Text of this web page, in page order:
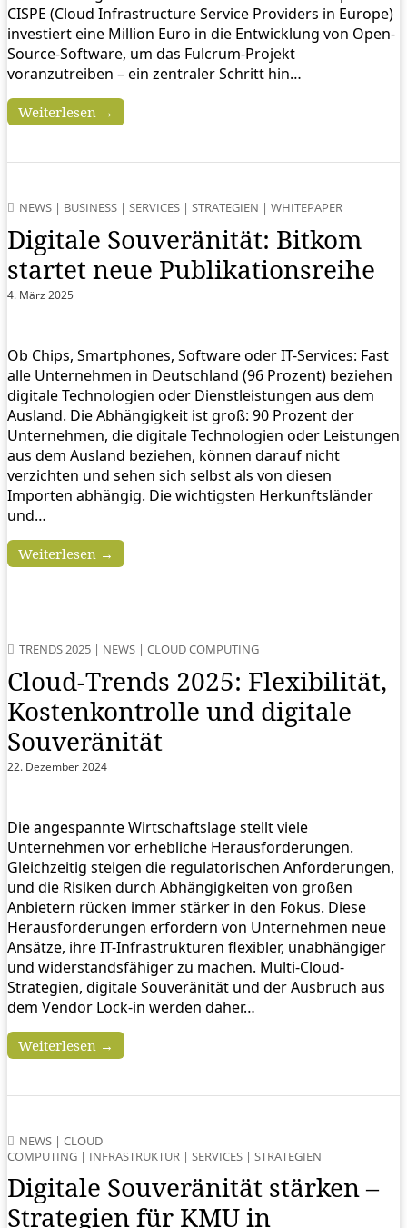
CISPE (Cloud Infrastructure Service Providers in Europe)
investiert eine Million Euro in die Entwicklung von Open-
Source-Software, um das Fulcrum-Projekt
voranzutreiben – ein zentraler Schritt hin…
Weiterlesen →
NEWS | BUSINESS | SERVICES | STRATEGIEN | WHITEPAPER
Digitale Souveränität: Bitkom
startet neue Publikationsreihe
4. März 2025
Ob Chips, Smartphones, Software oder IT-Services: Fast
alle Unternehmen in Deutschland (96 Prozent) beziehen
digitale Technologien oder Dienstleistungen aus dem
Ausland. Die Abhängigkeit ist groß: 90 Prozent der
Unternehmen, die digitale Technologien oder Leistungen
aus dem Ausland beziehen, können darauf nicht
verzichten und sehen sich selbst als von diesen
Importen abhängig. Die wichtigsten Herkunftsländer
und…
Weiterlesen →
TRENDS 2025 | NEWS | CLOUD COMPUTING
Cloud-Trends 2025: Flexibilität,
Kostenkontrolle und digitale
Souveränität
22. Dezember 2024
Die angespannte Wirtschaftslage stellt viele
Unternehmen vor erhebliche Herausforderungen.
Gleichzeitig steigen die regulatorischen Anforderungen,
und die Risiken durch Abhängigkeiten von großen
Anbietern rücken immer stärker in den Fokus. Diese
Herausforderungen erfordern von Unternehmen neue
Ansätze, ihre IT-Infrastrukturen flexibler, unabhängiger
und widerstandsfähiger zu machen. Multi-Cloud-
Strategien, digitale Souveränität und der Ausbruch aus
dem Vendor Lock-in werden daher…
Weiterlesen →
NEWS | CLOUD
COMPUTING | INFRASTRUKTUR | SERVICES | STRATEGIEN
Digitale Souveränität stärken –
Strategien für KMU in